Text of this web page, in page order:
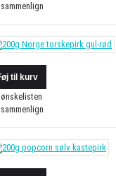
sammenlign
ønskelisten
sammenlign